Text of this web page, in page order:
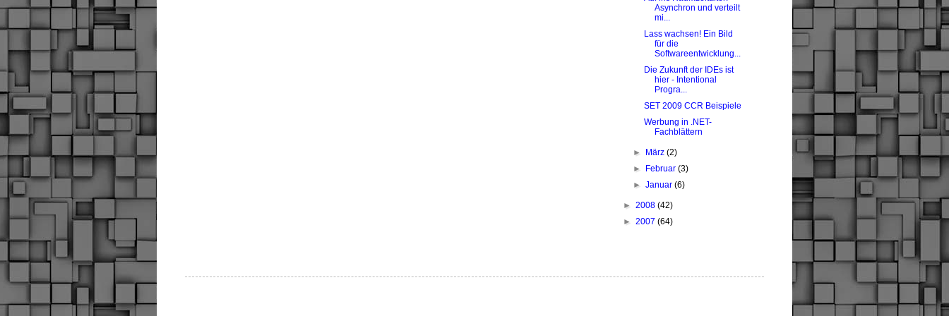
Asynchron und verteilt
mi...
Lass wachsen! Ein Bild
für die
Softwareentwicklung...
Die Zukunft der IDEs ist
hier - Intentional
Progra...
SET 2009 CCR Beispiele
Werbung in .NET-
Fachblättern
► März(2)
►
Februar(3)
►Januar(6)
► 2008 (42)
► 2007 (64)